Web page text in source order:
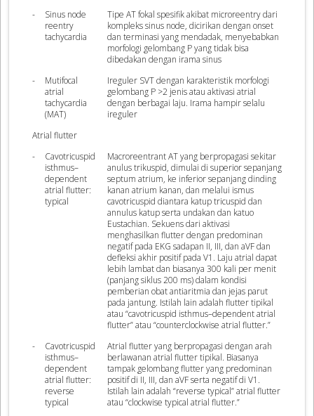
-
Sinus node
reentry
tachycardia
Tipe AT fokal spesifik akibat microreentry dari
kompleks sinus node, dicirikan dengan onset
dan terminasi yang mendadak, menyebabkan
morfologi gelombang P yang tidak bisa
dibedakan dengan irama sinus
-
Mutifocal
atrial
tachycardia
(MAT)
Ireguler SVT dengan karakteristik morfologi
gelombang P >2 jenis atau aktivasi atrial
dengan berbagai laju. Irama hampir selalu
ireguler
Atrial flutter
-
Cavotricuspid
isthmus–
dependent
atrial flutter:
typical
Macroreentrant AT yang berpropagasi sekitar
anulus trikuspid, dimulai di superior sepanjang
septum atrium, ke inferior sepanjang dinding
kanan atrium kanan, dan melalui ismus
cavotricuspid diantara katup tricuspid dan
annulus katup serta undakan dan katuo
Eustachian. Sekuens dari aktivasi
menghasilkan flutter dengan predominan
negatif pada EKG sadapan II, III, dan aVF dan
defleksi akhir positif pada V1. Laju atrial dapat
lebih lambat dan biasanya 300 kali per menit
(panjang siklus 200 ms) dalam kondisi
pemberian obat antiaritmia dan jejas parut
pada jantung. Istilah lain adalah flutter tipikal
atau “cavotricuspid isthmus–dependent atrial
flutter” atau “counterclockwise atrial flutter.”
-
Cavotricuspid
isthmus–
dependent
atrial flutter:
reverse
typical
Atrial flutter yang berpropagasi dengan arah
berlawanan atrial flutter tipikal. Biasanya
tampak gelombang flutter yang predominan
positif di II, III, dan aVF serta negatif di V1.
Istilah lain adalah “reverse typical” atrial flutter
atau “clockwise typical atrial flutter.”